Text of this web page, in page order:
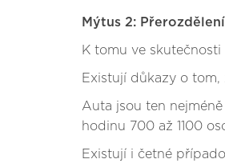
Mýtus 2:
K tomu ve
Existují důkazy o
Auta jsou ten
hodinu 700 až 1100
Existují i četné